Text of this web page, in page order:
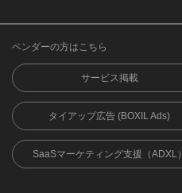
ベンダーの方はこちら
サービス掲載
タイアップ広告 (BOXIL Ads)
SaaSマーケティング支援（ADXL）